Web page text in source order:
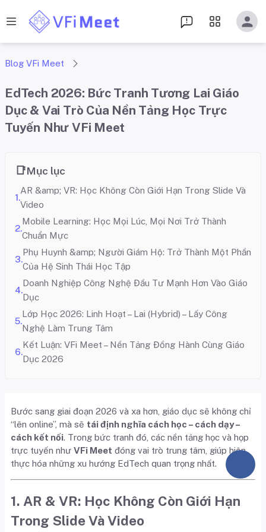
Blog VFi Meet
EdTech 2026: Bức Tranh Tương Lai Giáo
Dục & Vai Trò Của Nền Tảng Học Trực
Tuyến Như VFi Meet
Mục lục
AR &amp; VR: Học Không Còn Giới Hạn Trong Slide Và
Video
Mobile Learning: Học Mọi Lúc, Mọi Nơi Trở Thành
Chuẩn Mực
Phụ Huynh &amp; Người Giám Hộ: Trở Thành Một Phần
Của Hệ Sinh Thái Học Tập
Doanh Nghiệp Công Nghệ Đầu Tư Mạnh Hơn Vào Giáo
Dục
Lớp Học 2026: Linh Hoạt – Lai (Hybrid) – Lấy Công
Nghệ Làm Trung Tâm
Kết Luận: VFi Meet – Nền Tảng Đồng Hành Cùng Giáo
Dục 2026
Bước sang giai đoạn 2026 và xa hơn, giáo dục sẽ không chỉ
“lên online”, mà sẽ tái định nghĩa cách học – cách dạy –
cách kết nối. Trong bức tranh đó, các nền tảng học và họp
trực tuyến như VFi Meet đóng vai trò trung tâm, giúp hiện
thực hóa những xu hướng EdTech quan trọng nhất.
1. AR & VR: Học Không Còn Giới Hạn
Trong Slide Và Video